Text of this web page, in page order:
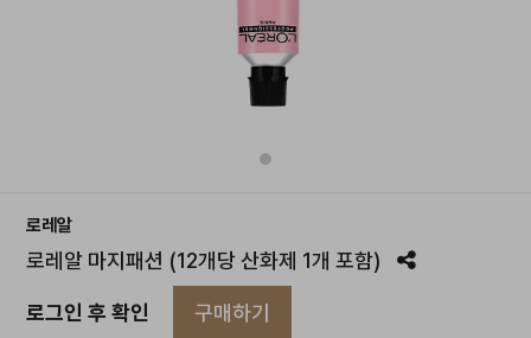
로레알
로레알 마지패션 (12개당 산화제 1개 포함)
로그인 후 확인 구매하기